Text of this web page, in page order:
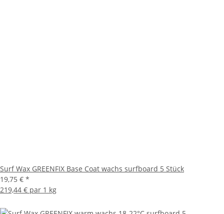
Surf Wax GREENFIX Base Coat wachs surfboard 5 Stück
19,75 € *
219,44 € par 1 kg